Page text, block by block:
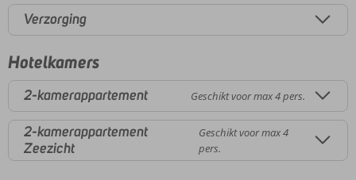
Verzorging
Hotelkamers
2-kamerappartement Geschikt voor max 4 pers.
2-kamerappartement
Zeezicht
Geschikt voor max 4
pers.